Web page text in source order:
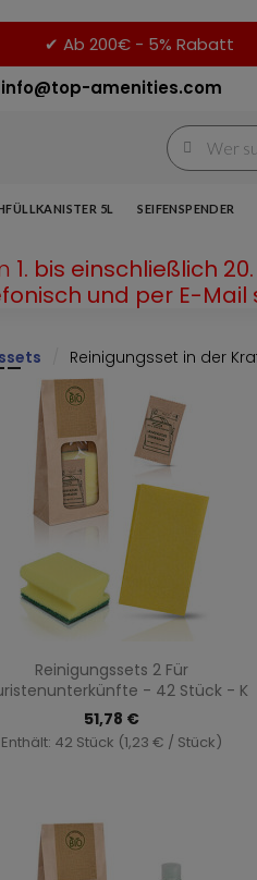
✔ Ab 200€ - 5% Rabatt
info@top-amenities.com
5L SEIFENSPENDER
1. bis einschließlich
und per E-
Reinigungsset in der
Vorschau
Reinigungssets 2 Für
- 42 Stück - K
51,78 €
Enthält: 42 Stück (1,23 € / Stück)